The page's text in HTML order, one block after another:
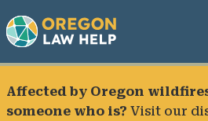
Affected by Oregon
someone who is? Visit our